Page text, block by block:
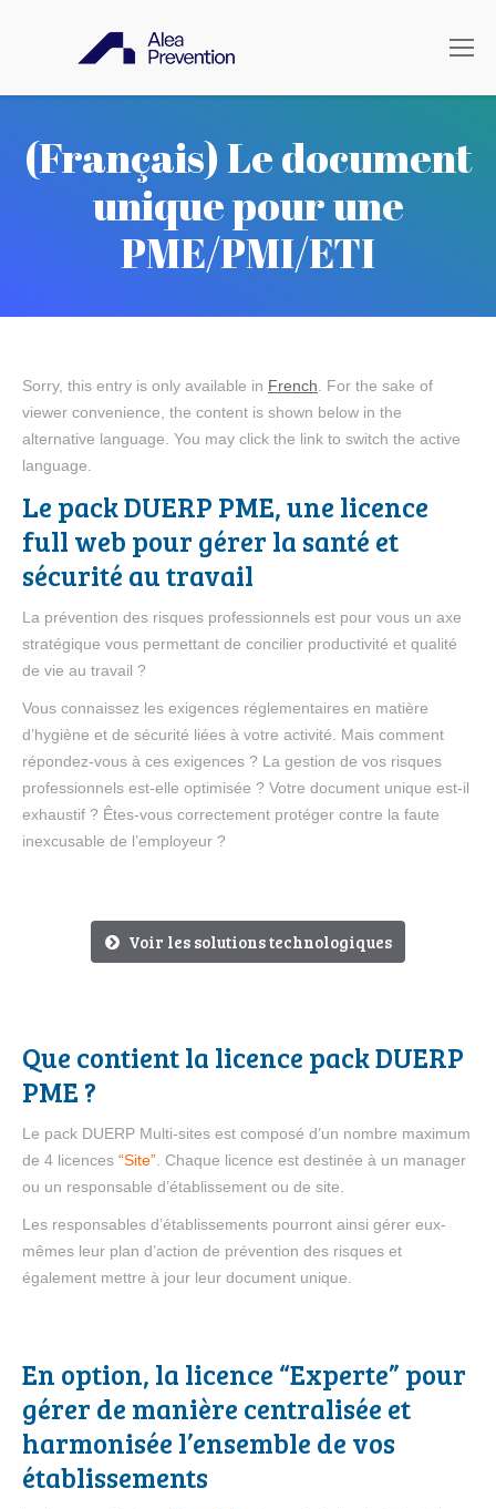
(Français) Le document
unique pour une
PME/PMI/ETI
Sorry, this entry is only available in French . For the sake of
viewer convenience, the content is shown below in the
alternative language. You may click the link to switch the active
language.
Le pack DUERP PME, une licence
full web pour gérer la santé et
sécurité au travail
La prévention des risques professionnels est pour vous un axe
stratégique vous permettant de concilier productivité et qualité
de vie au travail ?
Vous connaissez les exigences réglementaires en matière
d’hygiène et de sécurité liées à votre activité. Mais comment
répondez-vous à ces exigences ? La gestion de vos risques
professionnels est-elle optimisée ? Votre document unique est-il
exhaustif ? Êtes-vous correctement protéger contre la faute
inexcusable de l’employeur ?
Voir les solutions technologiques
Que contient la licence pack DUERP
PME ?
Le pack DUERP Multi-sites est composé d’un nombre maximum
de 4 licences “Site” . Chaque licence est destinée à un manager
ou un responsable d’établissement ou de site.
Les responsables d’établissements pourront ainsi gérer eux-
mêmes leur plan d’action de prévention des risques et
également mettre à jour leur document unique.
En option, la licence “Experte” pour
gérer de manière centralisée et
harmonisée l’ensemble de vos
établissements